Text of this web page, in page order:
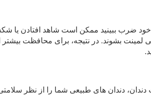
ضرب ببینید ممکن است شاهد افتادن یا
بشوند. در نتیجه، برای محافظت بیشتر از
دندان های طبیعی شما را از نظر